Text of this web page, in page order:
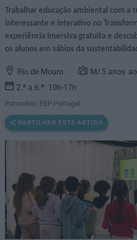
Trabalhar educação ambiental com a
interessante e interativo no
experiência imersiva gratuita e
os alunos em sábios da
Rio de Mouro 5 anos
2.ª a 6.ª: 10h-17h
Patrocínio: ERP Portugal
PARTILHAR ESTE ARTIGO